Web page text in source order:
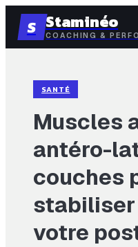
S Staminéo
COACHING &
SANTÉ
Muscles
antéro-
couches
votre